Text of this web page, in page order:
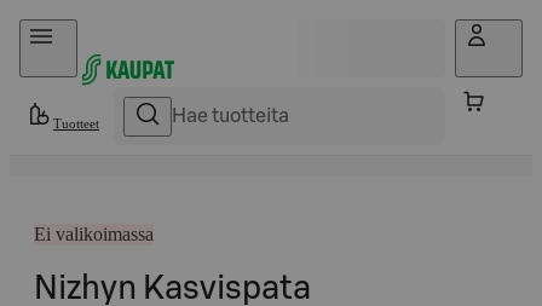
Hyppää sisältöön
Tuotteet
Ei valikoimassa
Nizhyn Kasvispata